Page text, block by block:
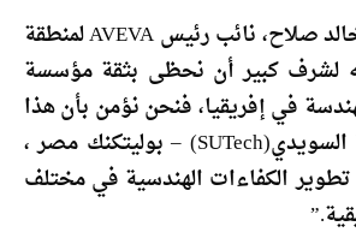
ومن جانبه، صرّح خالد صلاح، نائب رئيس AVEVA لمنطقة
لشرف كبير أن نحظى بثقة مؤسسة
في إفريقيا، فنحن نؤمن بأن هذا
التعاون مع جامعة السويدي(SUTech) – بوليتكنك مصر ،
الكفاءات الهندسية في مختلف